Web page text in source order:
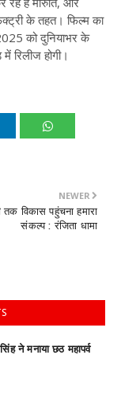
के तहत। फिल्म का
को दुनियाभर के
रिलीज होगी।
NEWER
तक विकास पहुंचना हमारा
संकल्प : रंजिता धामा
ने मनाया छठ महापर्व